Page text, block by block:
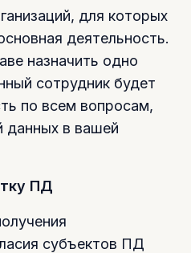
для которых
деятельность.
назначить одно
сотрудник будет
по всем вопросам,
данных в вашей
ПД
субъектов ПД